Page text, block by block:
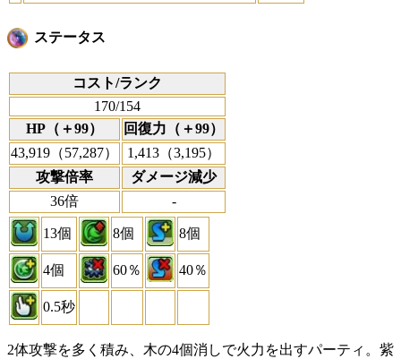
ステータス
コスト/ランク
170/154
HP（＋99）
回復力（＋99）
43,919（57,287）
1,413（3,195）
攻撃倍率
ダメージ減少
36倍
-
13個 8個 8個
4個 60％ 40％
0.5秒
2体攻撃を多く積み、木の4個消しで火力を出すパーティ。紫